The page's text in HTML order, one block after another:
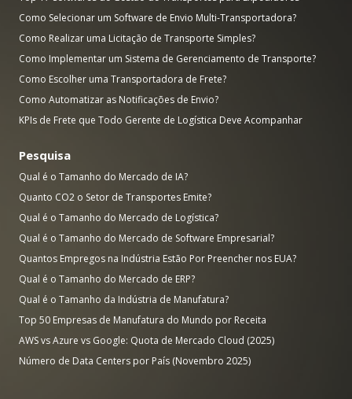
Como Selecionar um Software de Envio Multi-Transportadora?
Como Realizar uma Licitação de Transporte Simples?
Como Implementar um Sistema de Gerenciamento de Transporte?
Como Escolher uma Transportadora de Frete?
Como Automatizar as Notificações de Envio?
KPIs de Frete que Todo Gerente de Logística Deve Acompanhar
Pesquisa
Qual é o Tamanho do Mercado de IA?
Quanto CO2 o Setor de Transportes Emite?
Qual é o Tamanho do Mercado de Logística?
Qual é o Tamanho do Mercado de Software Empresarial?
Quantos Empregos na Indústria Estão Por Preencher nos EUA?
Qual é o Tamanho do Mercado de ERP?
Qual é o Tamanho da Indústria de Manufatura?
Top 50 Empresas de Manufatura do Mundo por Receita
AWS vs Azure vs Google: Quota de Mercado Cloud (2025)
Número de Data Centers por País (Novembro 2025)